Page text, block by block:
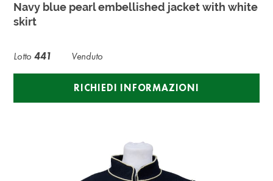
Navy blue pearl embellished jacket with white
skirt
Lotto441 Venduto
RICHIEDI INFORMAZIONI